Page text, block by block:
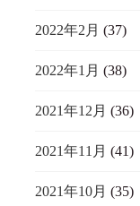
2022年2月 (37)
2022年1月 (38)
2021年12月 (36)
2021年11月 (41)
2021年10月 (35)